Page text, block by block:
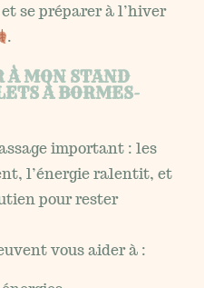
se préparer à l’hiver
.
À MON STAND
À BORMES-
important : les
l’énergie ralentit, et
pour rester
vous aider à :